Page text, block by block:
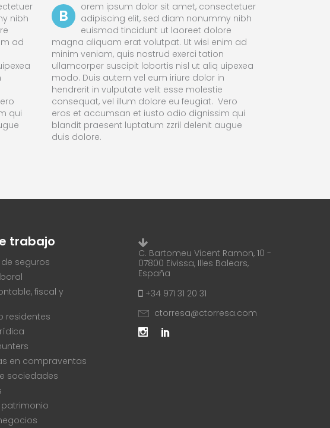
nibh
ad
qui
B
orem ipsum dolor sit amet, consectetuer
adipiscing elit, sed diam nonummy nibh
euismod tincidunt ut laoreet dolore
magna aliquam erat volutpat. Ut wisi enim ad
minim veniam, quis nostrud exerci tation
ullamcorper suscipit lobortis nisl ut aliq uipexea
modo. Duis autem vel eum iriure dolor in
hendrerit in vulputate velit esse molestie
consequat, vel illum dolore eu feugiat. Vero
eros et accumsan et iusto odio dignissim qui
blandit praesent luptatum zzril delenit augue
duis dolore.
trabajo
seguros
fiscal y
residentes
en compraventas
sociedades
C. Bartomeu Vicent Ramon, 10 -
07800 Eivissa, Illes Balears,
España
+34 971 31 20 31
ctorresa@ctorresa.com